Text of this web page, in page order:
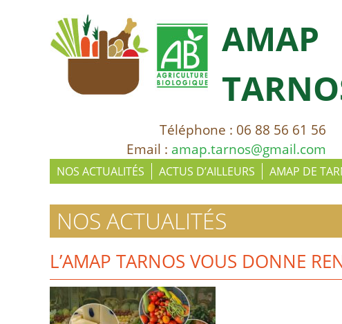
AMAP
Téléphone : 06 88 56 61 56
Email : amap.tarnos@gmail.com
NOS ACTUALITÉS ACTUS D’AILLEURS AMAP DE
NOS ACTUALITÉS
L’AMAP TARNOS VOUS DONNE